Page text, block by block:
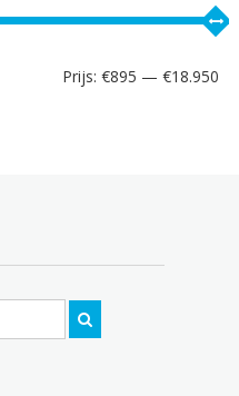
Prijs:€895 —€18.950